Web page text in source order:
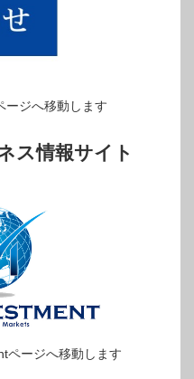
ジへ移動します
ス情報サイト
ページへ移動します